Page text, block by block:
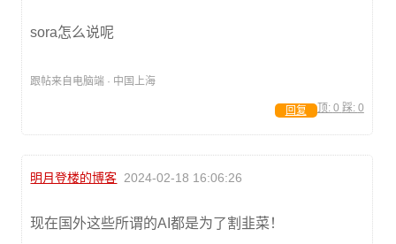
sora怎么说呢
跟帖来自电脑端 · 中国上海
顶: 0 踩: 0
回复
明月登楼的博客 2024-02-18 16:06:26
现在国外这些所谓的AI都是为了割韭菜！